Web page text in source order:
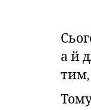
а й
тим,